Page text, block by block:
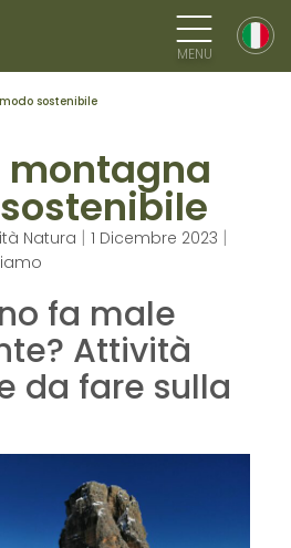
MENU
sostenibile
montagna
Natura | 1 Dicembre 2023 |
fa male
Attività
da fare sulla